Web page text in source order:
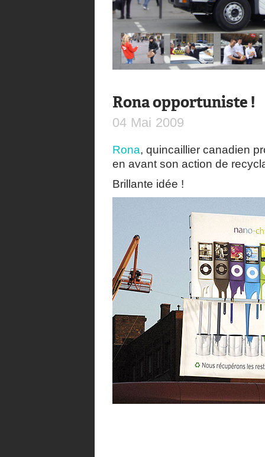
Rona opportuniste !
04 Mai 2009
Rona, quincaillier canadien
en avant son action de
Brillante idée !